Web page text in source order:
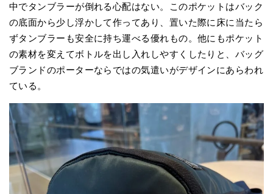
中でタンブラーが倒れる心配はない。このポケットはバック
の底面から少し浮かして作ってあり、置いた際に床に当たら
ずタンブラーも安全に持ち運べる優れもの。他にもポケット
の素材を変えてボトルを出し入れしやすくしたりと、バッグ
ブランドのポーターならではの気遣いがデザインにあらわれ
ている。